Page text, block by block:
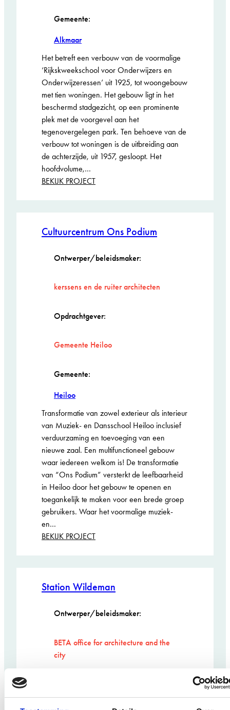
Gemeente:
Alkmaar
Het betreft een verbouw van de voormalige
‘Rijkskweekschool voor Onderwijzers en
Onderwijzeressen’ uit 1925, tot woongebouw
met tien woningen. Het gebouw ligt in het
beschermd stadgezicht, op een prominente
plek met de voorgevel aan het
tegenovergelegen park. Ten behoeve van de
verbouw tot woningen is de uitbreiding aan
de achterzijde, uit 1957, gesloopt. Het
hoofdvolume,…
BEKIJK PROJECT:
Cultuurcentrum Ons Podium
Ontwerper/beleidsmaker:
kerssens en de ruiter architecten
Opdrachtgever:
Gemeente Heiloo
Gemeente:
Heiloo
Transformatie van zowel exterieur als interieur
van Muziek- en Dansschool Heiloo inclusief
verduurzaming en toevoeging van een
nieuwe zaal. Een multifunctioneel gebouw
waar iedereen welkom is! De transformatie
van “Ons Podium” versterkt de leefbaarheid
in Heiloo door het gebouw te openen en
toegankelijk te maken voor een brede groep
gebruikers. Waar het voormalige muziek-
en…
BEKIJK PROJECT:
Station Wildeman
Ontwerper/beleidsmaker:
BETA office for architecture and the
city